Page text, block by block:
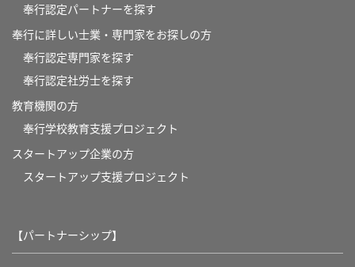
奉行認定パートナーを探す
奉行に詳しい士業・専門家をお探しの方
奉行認定専門家を探す
奉行認定社労士を探す
教育機関の方
奉⾏学校教育⽀援プロジェクト
スタートアップ企業の方
スタートアップ支援プロジェクト
【パートナーシップ】